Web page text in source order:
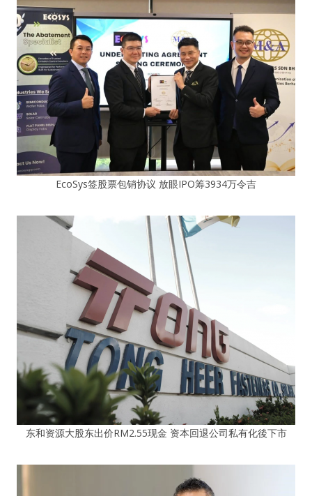
EcoSys签股票包销协议 放眼IPO筹3934万令吉
东和资源大股东出价RM2.55现金 资本回退公司私有化後下市